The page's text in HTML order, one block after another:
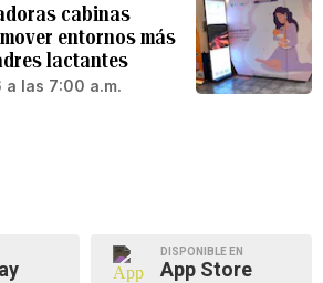
cabinas
entornos más
lactantes
las 7:00 a.m.
DISPONIBLE EN
App Store